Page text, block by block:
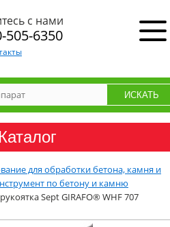
с нами
505-6350
Каталог
для обработки бетона, камня и
по бетону и камню
Sept GIRAFO® WHF 707